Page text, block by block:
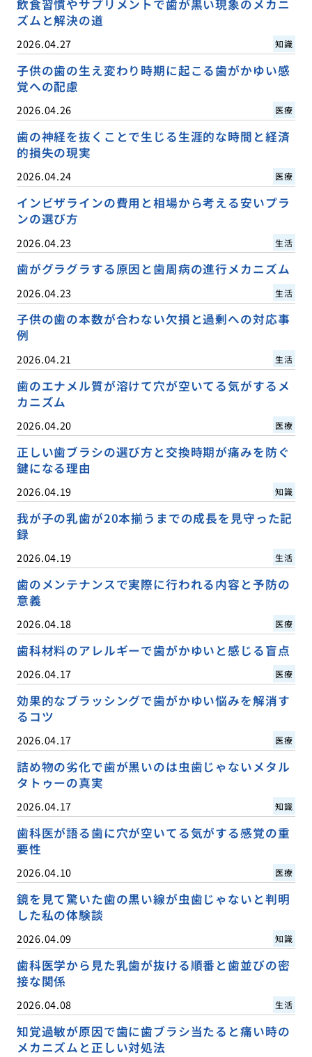
飲食習慣やサプリメントで歯が黒い現象のメカニ
ズムと解決の道
2026.04.27 知識
子供の歯の生え変わり時期に起こる歯がかゆい感
覚への配慮
2026.04.26 医療
歯の神経を抜くことで生じる生涯的な時間と経済
的損失の現実
2026.04.24 医療
インビザラインの費用と相場から考える安いプラ
ンの選び方
2026.04.23 生活
歯がグラグラする原因と歯周病の進行メカニズム
2026.04.23 生活
子供の歯の本数が合わない欠損と過剰への対応事
例
2026.04.21 生活
歯のエナメル質が溶けて穴が空いてる気がするメ
カニズム
2026.04.20 医療
正しい歯ブラシの選び方と交換時期が痛みを防ぐ
鍵になる理由
2026.04.19 知識
我が子の乳歯が20本揃うまでの成長を見守った記
録
2026.04.19 生活
歯のメンテナンスで実際に行われる内容と予防の
意義
2026.04.18 医療
歯科材料のアレルギーで歯がかゆいと感じる盲点
2026.04.17 医療
効果的なブラッシングで歯がかゆい悩みを解消す
るコツ
2026.04.17 医療
詰め物の劣化で歯が黒いのは虫歯じゃないメタル
タトゥーの真実
2026.04.17 知識
歯科医が語る歯に穴が空いてる気がする感覚の重
要性
2026.04.10 医療
鏡を見て驚いた歯の黒い線が虫歯じゃないと判明
した私の体験談
2026.04.09 知識
歯科医学から見た乳歯が抜ける順番と歯並びの密
接な関係
2026.04.08 生活
知覚過敏が原因で歯に歯ブラシ当たると痛い時の
メカニズムと正しい対処法